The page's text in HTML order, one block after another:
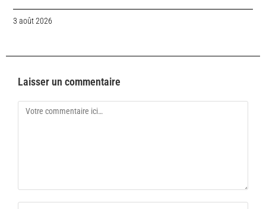
3 août 2026
Laisser un commentaire